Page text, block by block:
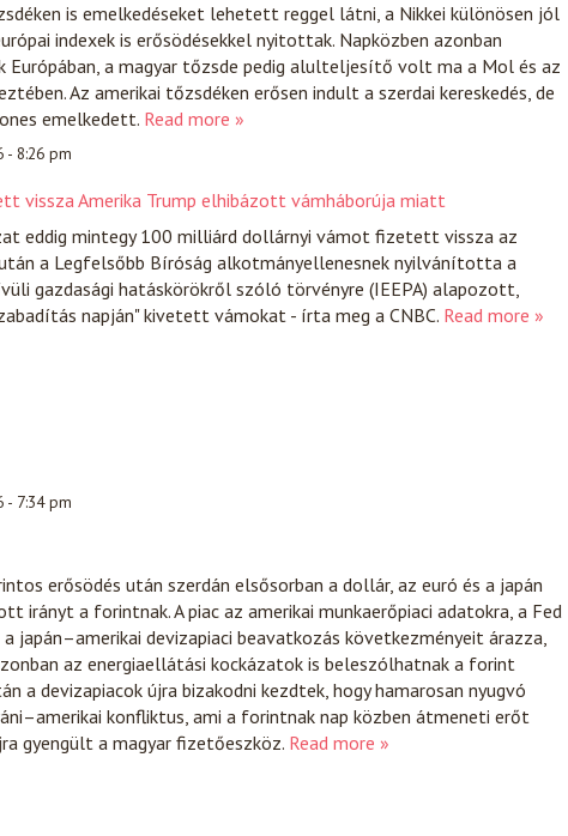
is emelkedéseket lehetett reggel látni, a Nikkei különösen jól
indexek is erősödésekkel nyitottak. Napközben azonban
Európában, a magyar tőzsde pedig alulteljesítő volt ma a Mol és az
Az amerikai tőzsdéken erősen indult a szerdai kereskedés, de
emelkedett. Read more »
- 8:26 pm
vissza Amerika Trump elhibázott vámháborúja miatt
eddig mintegy 100 milliárd dollárnyi vámot fizetett vissza az
a Legfelsőbb Bíróság alkotmányellenesnek nyilvánította a
gazdasági hatáskörökről szóló törvényre (IEEPA) alapozott,
napján" kivetett vámokat - írta meg a CNBC. Read more »
- 7:34 pm
erősödés után szerdán elsősorban a dollár, az euró és a japán
irányt a forintnak. A piac az amerikai munkaerőpiaci adatokra, a Fed
japán–amerikai devizapiaci beavatkozás következményeit árazza,
az energiaellátási kockázatok is beleszólhatnak a forint
a devizapiacok újra bizakodni kezdtek, hogy hamarosan nyugvó
konfliktus, ami a forintnak nap közben átmeneti erőt
gyengült a magyar fizetőeszköz. Read more »